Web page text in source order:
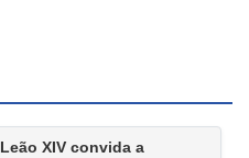
Leão XIV convida a